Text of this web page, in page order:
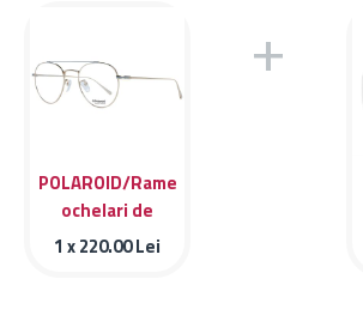
POLAROID/Rame
ochelari de
vedere Polaroid
1 x220.00Lei
+